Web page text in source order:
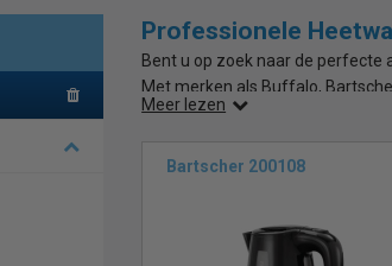
Professionele
Bent u op zoek naar de
Met merken als Buffalo,
mobiele cateringservices, tot
serveren, wat het tempo van uw
Meer lezen
Bartscher 200108